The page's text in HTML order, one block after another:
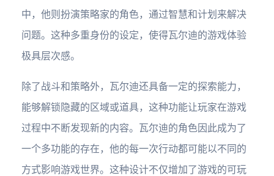
中，他则扮演策略家的角色，通过智慧和计划来解决
问题。这种多重身份的设定，使得瓦尔迪的游戏体验
极具层次感。
除了战斗和策略外，瓦尔迪还具备一定的探索能力，
能够解锁隐藏的区域或道具，这种功能让玩家在游戏
过程中不断发现新的内容。瓦尔迪的角色因此成为了
一个多功能的存在，他的每一次行动都可能以不同的
方式影响游戏世界。这种设计不仅增加了游戏的可玩